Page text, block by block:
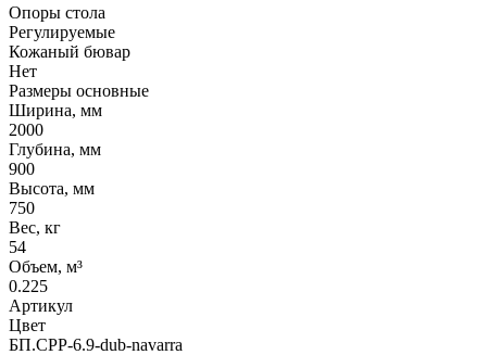
Опоры стола
Регулируемые
Кожаный бювар
Нет
Размеры основные
Ширина, мм
2000
Глубина, мм
900
Высота, мм
750
Вес, кг
54
Объем, м³
0.225
Артикул
Цвет
БП.СРР-6.9-dub-navarra